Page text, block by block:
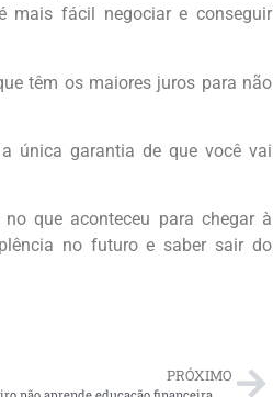
mais fácil negociar e conseguir
têm os maiores juros para não
única garantia de que você vai
que aconteceu para chegar à
no futuro e saber sair do
PRÓXIMO